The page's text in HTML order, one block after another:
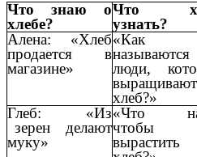
Что знаю о
хлебе?
Что
узнать?
Алена: «Хлеб
продается в
магазине»
«Как
называются
люди,
выращивают
хлеб?»
Глеб: «Из
зерен делают
муку»
«Что
чтобы
вырастить